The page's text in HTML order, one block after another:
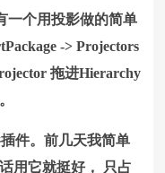
一个用投影做的简单
-> Projectors
拖进Hierarchy
件。前几天我简单
用它就挺好， 只占